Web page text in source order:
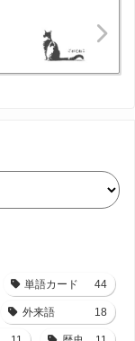
単語カード 44
外来語 18